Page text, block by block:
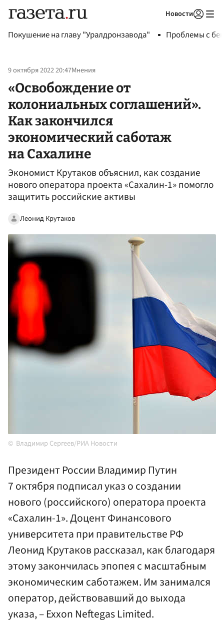
Новости
Покушение на главу "Уралдронзавода" Проблемы с
9 октября 2022 20:47Мнения
«Освобождение от
колониальных соглашений».
Как закончился
экономический саботаж
на Сахалине
Экономист Крутаков объяснил, как создание
нового оператора проекта «Сахалин-1» помогло
защитить российские активы
Леонид Крутаков
Владимир Сергеев/РИА Новости
Президент России Владимир Путин
7 октября подписал указ о создании
нового (российского) оператора проекта
«Сахалин-1». Доцент Финансового
университета при правительстве РФ
Леонид Крутаков рассказал, как благодаря
этому закончилась эпопея с масштабным
экономическим саботажем. Им занимался
оператор, действовавший до выхода
указа, – Exxon Neftegas Limited.